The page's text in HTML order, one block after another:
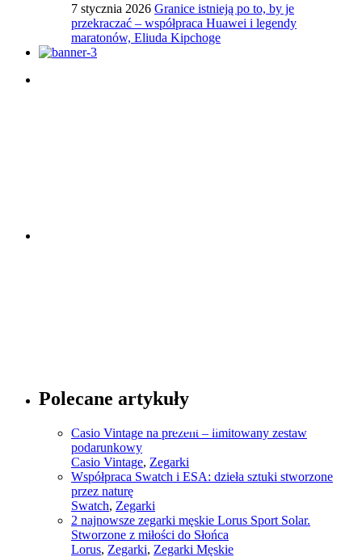
7 stycznia 2026 Granice istnieją po to, by je
przekraczać – współpraca Huawei i legendy
maratonów, Eliuda Kipchoge
Sprawdź
Polecane artykuły
Casio Vintage na prezent – limitowany zestaw
podarunkowy
Casio Vintage, Zegarki
Współpraca Swatch i ESA: dzieła sztuki stworzone
przez naturę
Swatch, Zegarki
2 najnowsze zegarki męskie Lorus Sport Solar.
Stworzone z miłości do Słońca
Lorus, Zegarki, Zegarki Męskie